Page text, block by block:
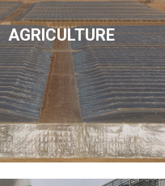
AGRICULTURE